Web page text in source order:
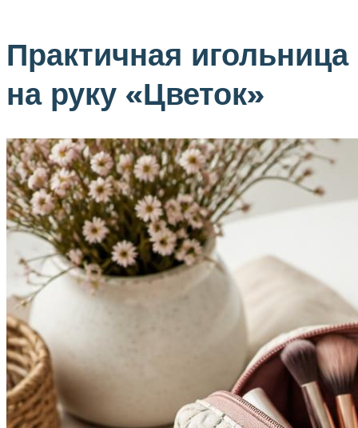
Практичная игольница
на руку «Цветок»